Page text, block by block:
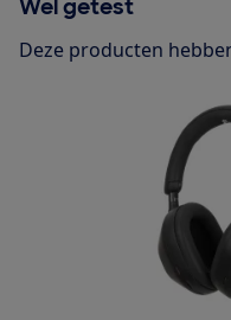
Wel getest
Deze producten